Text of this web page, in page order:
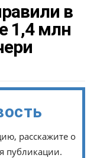
в
1,4 млн
расскажите о
публикации.